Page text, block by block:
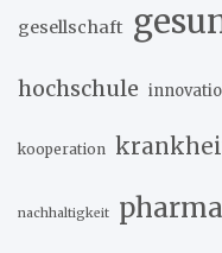
gesellschaft
hochschule
kooperation
nachhaltigkeit